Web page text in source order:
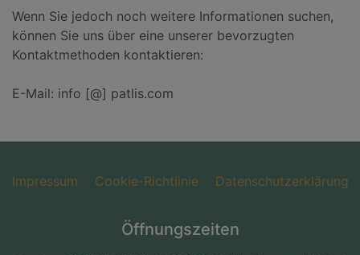
Wenn Sie jedoch noch weitere Informationen suchen,
können Sie uns über eine unserer bevorzugten
Kontaktmethoden kontaktieren:
E-Mail: info [@] patlis.com
Impressum Cookie-Richtlinie Datenschutzerklärung
Öffnungszeiten